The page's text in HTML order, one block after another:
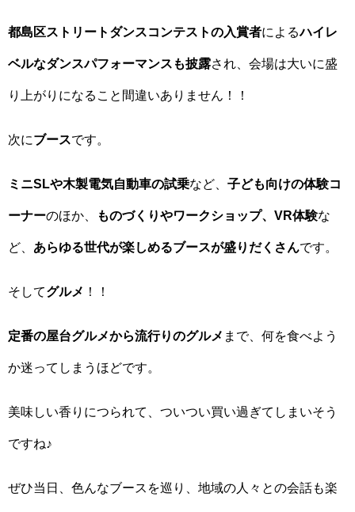
都島区ストリートダンスコンテストの入賞者によるハイレ
ベルなダンスパフォーマンスも披露され、会場は大いに盛
り上がりになること間違いありません！！
次にブースです。
ミニSLや木製電気自動車の試乗など、 子ども向けの体験コ
ーナーのほか、 ものづくりやワークショップ、VR体験な
ど、 あらゆる世代が楽しめるブースが盛りだくさんです。
そしてグルメ ！！
定番の屋台グルメから流行りのグルメ まで、何を食べよう
か迷ってしまうほどです。
美味しい香りにつられて、ついつい買い過ぎてしまいそう
ですね♪
ぜひ当日、色んなブースを巡り、地域の人々との会話も楽